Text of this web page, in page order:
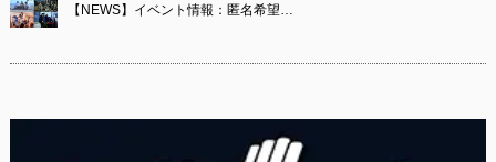
【NEWS】イベント情報：匿名希望…